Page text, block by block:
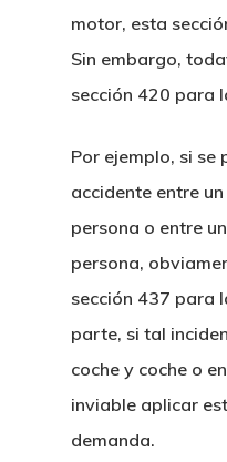
motor, esta
Sin embargo,
sección 420 para
Por ejemplo, si se
accidente entre
persona o entre
persona,
sección 437 para
parte, si tal
coche y coche o
inviable aplicar
demanda.